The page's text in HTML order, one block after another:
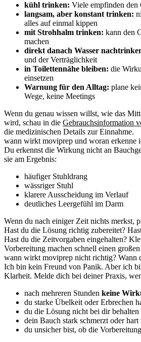
kühl trinken: Viele empfinden den
langsam, aber konstant trinken:
alles auf einmal kippen
mit Strohhalm trinken: kann den
machen
direkt danach Wasser
und der Verträglichkeit
in Toilettennähe bleiben: die
einsetzen
Warnung für den Alltag: plane
Wege, keine Meetings
Wenn du genau wissen willst, wie das
wird, schau in die Gebrauchsinformation
die medizinischen Details zur Einnahme.
wann wirkt moviprep und woran erkenne
Du erkennst die Wirkung nicht an
sie am Ergebnis:
häufiger Stuhldrang
wässriger Stuhl
klarere Ausscheidung im Verlauf
deutliches Leergefühl im Darm
Wenn du nach einiger Zeit nichts merkst,
Hast du die Lösung richtig zubereitet?
Hast du die Zeitvorgaben eingehalten?
Vorbereitung machen schnell einen
wann wirkt moviprep nicht richtig? Wann
Ich bin kein Freund von Panik. Aber ich
Klarheit. Melde dich bei deiner Praxis,
nach mehreren Stunden keine
du starke Übelkeit oder Erbrechen
du die Lösung nicht bei dir behalten
dein Bauch stark schmerzt oder
du unsicher bist, ob die